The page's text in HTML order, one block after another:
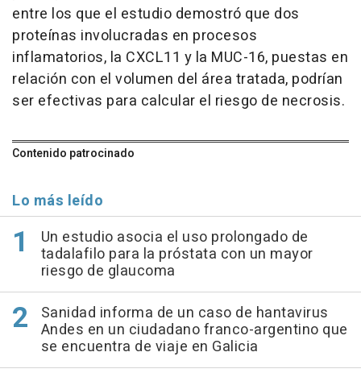
entre los que el estudio demostró que dos
proteínas involucradas en procesos
inflamatorios, la CXCL11 y la MUC-16, puestas en
relación con el volumen del área tratada, podrían
ser efectivas para calcular el riesgo de necrosis.
Contenido patrocinado
Lo más leído
Un estudio asocia el uso prolongado de
tadalafilo para la próstata con un mayor
riesgo de glaucoma
Sanidad informa de un caso de hantavirus
Andes en un ciudadano franco-argentino que
se encuentra de viaje en Galicia